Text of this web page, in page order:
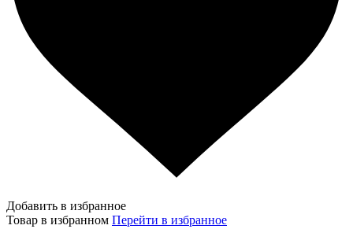
Добавить в избранное
Товар в избранном Перейти в избранное